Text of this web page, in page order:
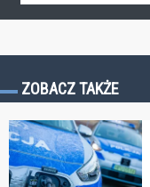
ZOBACZ TAKŻE